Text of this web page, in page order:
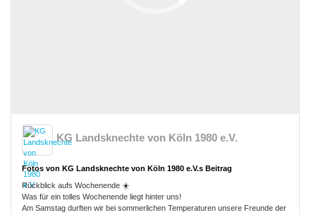
KG Landsknechte von Köln 1980 e.V.
Fotos von KG Landsknechte von Köln 1980 e.V.s Beitrag
Rückblick aufs Wochenende ☀️
Was für ein tolles Wochenende liegt hinter uns!
Am Samstag durften wir bei sommerlichen Temperaturen unsere Freunde der